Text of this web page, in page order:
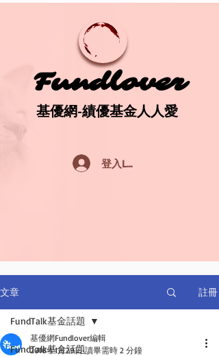
Fundlover
Fundlover
基優網-績優基金人人愛
基優網-績優基金人人愛
登入Log In
文章 註冊
FundTalk基金話題
FundTalk基金話題
基優網Fundlover編輯
2016年1月29日 讀畢需時 2 分鐘